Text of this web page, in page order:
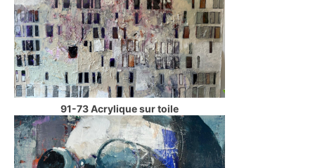
91-73 Acrylique sur toile